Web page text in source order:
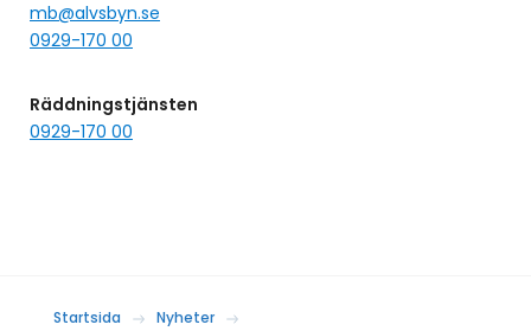
mb@alvsbyn.se
0929-170 00
Räddningstjänsten
0929-170 00
Startsida
Nyheter